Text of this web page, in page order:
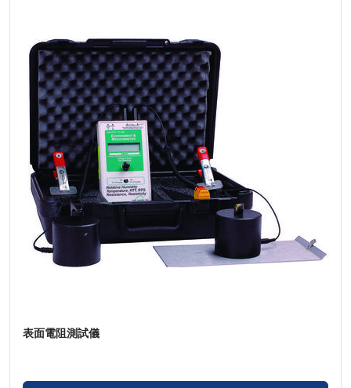
表面電阻測試儀